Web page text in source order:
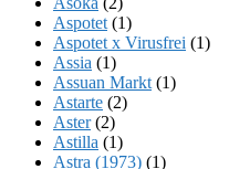
Aspotet (1)
Aspotet x Virusfrei (1)
Assia (1)
Assuan Markt (1)
Astarte (2)
Aster(2)
Astilla (1)
Astra (1973) (1)